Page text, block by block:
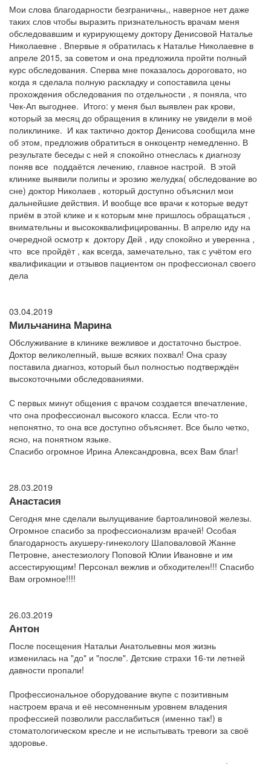
Мои слова благодарности безграничны,, наверное нет даже
таких слов чтобы выразить признательность врачам меня
обследовавшим и курирующему доктору Денисовой Наталье
Николаевне . Впервые я обратилась к Наталье Николаевне в
апреле 2015, за советом и она предложила пройти полный
курс обследования. Сперва мне показалось дороговато, но
когда я сделала полную раскладку и сопоставила цены
прохождения обследования по отдельности , я поняла, что
Чек-Ап выгоднее. Итого: у меня был выявлен рак крови,
который за месяц до обращения в клинику не увидели в моё
поликлинике. И как тактично доктор Денисова сообщила мне
об этом, предложив обратиться в онкоцентр немедленно. В
результате беседы с ней я спокойно отнеслась к диагнозу
поняв все поддаётся лечению, главное настрой. В этой
клинике выявили полипы и эрозию желудка( обследование во
сне) доктор Николаев , который доступно объяснил мои
дальнейшие действия. И вообще все врачи к которые ведут
приём в этой клике и к которым мне пришлось обращаться ,
внимательны и высококвалифицированны. В апрелю иду на
очередной осмотр к доктору Дей , иду спокойно и уверенна ,
что все пройдёт , как всегда, замечательно, так с учётом его
квалификации и отзывов пациентом он профессионал своего
дела
03.04.2019
Мильчанина Марина
Обслуживание в клинике вежливое и достаточно быстрое.
Доктор великолепный, выше всяких похвал! Она сразу
поставила диагноз, который был полностью подтверждён
высокоточными обследованиями.
С первых минут общения с врачом создается впечатление,
что она профессионал высокого класса. Если что-то
непонятно, то она все доступно объясняет. Все было четко,
ясно, на понятном языке.
Спасибо огромное Ирина Александровна, всех Вам благ!
28.03.2019
Анастасия
Сегодня мне сделали вылущивание бартоалиновой железы.
Огромное спасибо за профессионализм врачей! Особая
благодарность акушеру-гинекологу Шаповаловой Жанне
Петровне, анестезиологу Поповой Юлии Ивановне и им
ассестирующим! Персонал вежлив и обходителен!!! Спасибо
Вам огромное!!!!
26.03.2019
Антон
После посещения Натальи Анатольевны моя жизнь
изменилась на "до" и "после". Детские страхи 16-ти летней
давности пропали!
Профессиональное оборудование вкупе с позитивным
настроем врача и её несомненным уровнем владения
профессией позволили расслабиться (именно так!) в
стоматологическом кресле и не испытывать тревоги за своё
здоровье.